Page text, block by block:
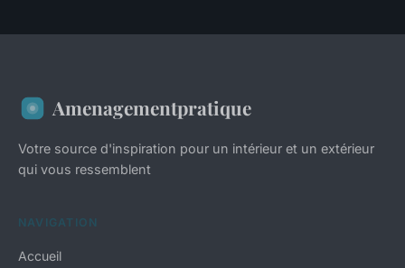
Amenagementpratique
Votre source d'inspiration pour un intérieur et un extérieur
qui vous ressemblent
NAVIGATION
Accueil